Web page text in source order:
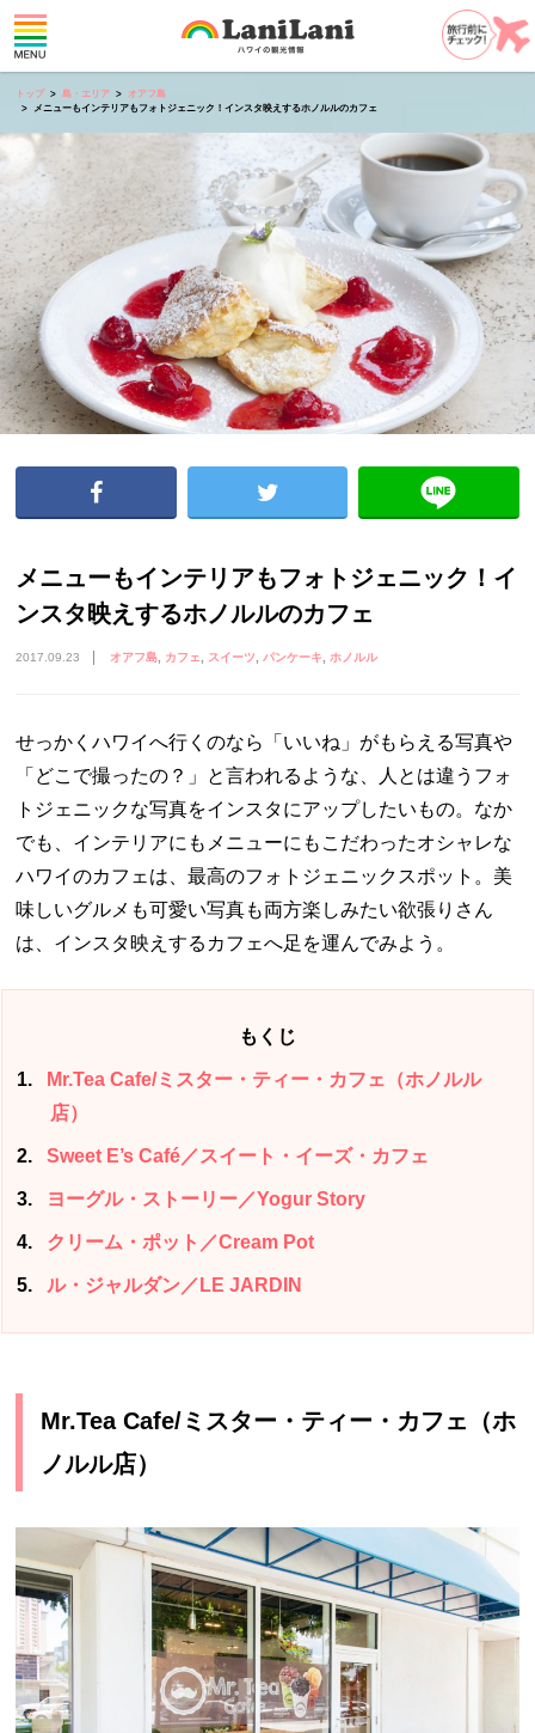
トップ 島・エリア
オアフ島
メニューもインテリアもフォトジェニック！インスタ映えするホノルルのカフェ
メニューもインテリアもフォトジェニック！イ
ンスタ映えするホノルルのカフェ
2017.09.23 オアフ島 カフェ スイーツ パンケーキ ホノルル
せっかくハワイへ行くのなら「いいね」がもらえる写真や
「どこで撮ったの？」と言われるような、人とは違うフォ
トジェニックな写真をインスタにアップしたいもの。なか
でも、インテリアにもメニューにもこだわったオシャレな
ハワイのカフェは、最高のフォトジェニックスポット。美
味しいグルメも可愛い写真も両方楽しみたい欲張りさん
は、インスタ映えするカフェへ足を運んでみよう。
もくじ
1
Mr.Tea Cafe/ミスター・ティー・カフェ（ホノルル
店）
2 Sweet E’s Café／スイート・イーズ・カフェ
3 ヨーグル・ストーリー／Yogur Story
4 クリーム・ポット／Cream Pot
5 ル・ジャルダン／LE JARDIN
Mr.Tea Cafe/ミスター・ティー・カフェ（ホ
ノルル店）